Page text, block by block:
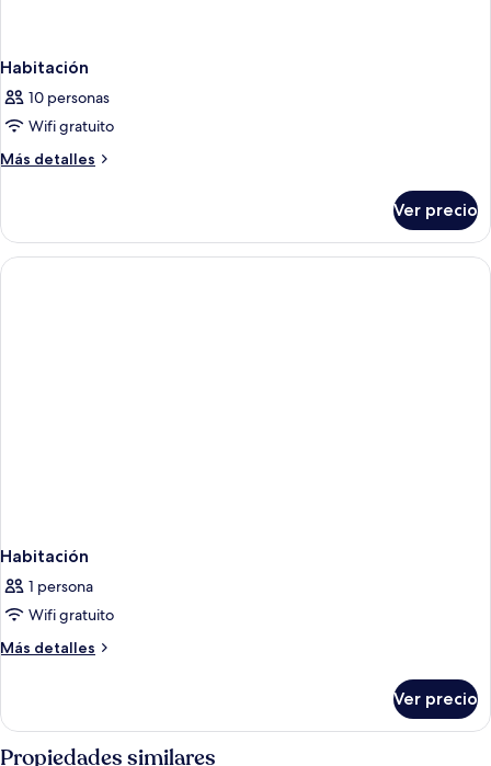
Habitación
10 personas
Wifi gratuito
Más detalles
Más
Ver precio
Habitación
1 persona
Wifi gratuito
Más detalles
Más
Ver precio
Propiedades similares